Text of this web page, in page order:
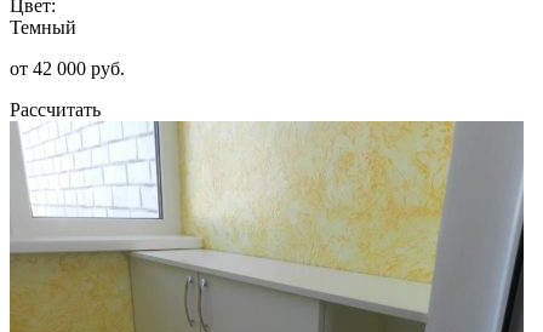
Цвет:
Темный
от 42 000 руб.
Рассчитать